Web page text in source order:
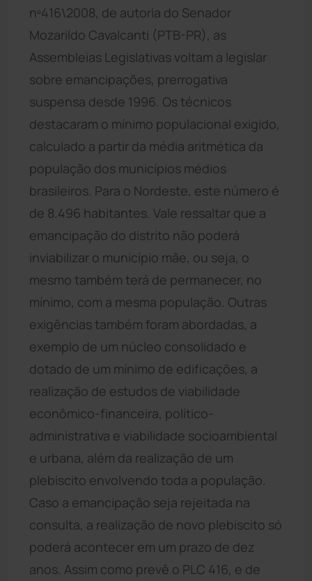
nº416\2008, de autoria do Senador
Mozarildo Cavalcanti (PTB-PR), as
Assembleias Legislativas voltam a legislar
sobre emancipações, prerrogativa
suspensa desde 1996. Os técnicos
destacaram o mínimo populacional exigido,
calculado a partir da média aritmética da
população dos municípios médios
brasileiros. Para o Nordeste, este número é
de 8.496 habitantes. Vale ressaltar que a
emancipação do distrito não poderá
inviabilizar o município mãe, ou seja, o
mesmo também terá de permanecer, no
mínimo, com a mesma população. Outras
exigências também foram abordadas, a
exemplo de um núcleo consolidado e
dotado de um mínimo de edificações, a
realização de estudos de viabilidade
econômico-financeira, político-
administrativa e viabilidade socioambiental
e urbana, além da realização de um
plebiscito envolvendo toda a população.
Caso a emancipação seja rejeitada na
consulta, a realização de novo plebiscito só
poderá acontecer em um prazo de dez
anos. Assim como prevê o PLC 416, e de